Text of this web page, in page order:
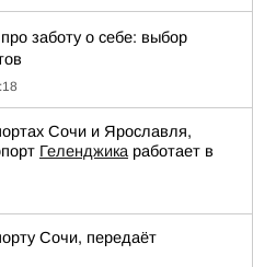
заботу о себе: выбор
Сочи и Ярославля,
Геленджика работает в
Сочи, передаёт